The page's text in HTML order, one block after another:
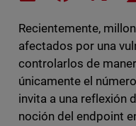
Recientemente,
afectados por una
controlarlos de
únicamente el
invita a una reflexión
noción del endpoint